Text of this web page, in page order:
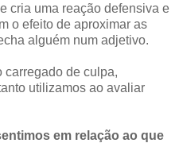
cria uma reação defensiva e
o efeito de aproximar as
alguém num adjetivo.
carregado de culpa,
utilizamos ao avaliar
em relação ao que